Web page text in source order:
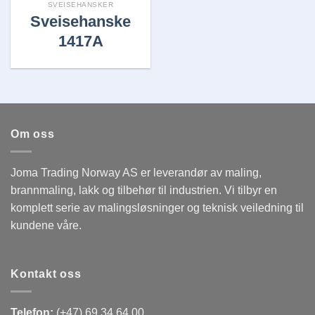
SVEISEHANSKER
Sveisehanske
1417A
Om oss
Joma Trading Norway AS er leverandør av maling,
brannmaling, lakk og tilbehør til industrien. Vi tilbyr en
komplett serie av malingsløsninger og teknisk veiledning til
kundene våre.
Kontakt oss
Telefon: (+47) 69 34 64 00